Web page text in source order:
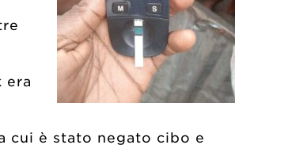
era
cui è stato negato cibo e